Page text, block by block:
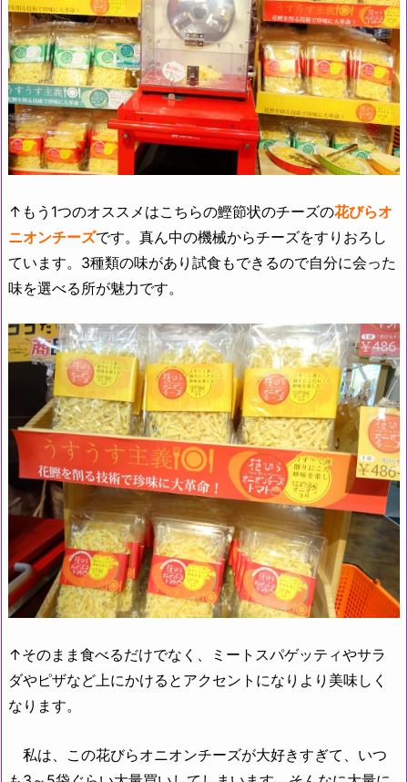
↑もう1つのオススメはこちらの鰹節状のチーズの花びらオ
ニオンチーズです。真ん中の機械からチーズをすりおろし
ています。3種類の味があり試食もできるので自分に会った
味を選べる所が魅力です。
↑そのまま食べるだけでなく、ミートスパゲッティやサラ
ダやピザなど上にかけるとアクセントになりより美味しく
なります。
私は、この花びらオニオンチーズが大好きすぎて、いつ